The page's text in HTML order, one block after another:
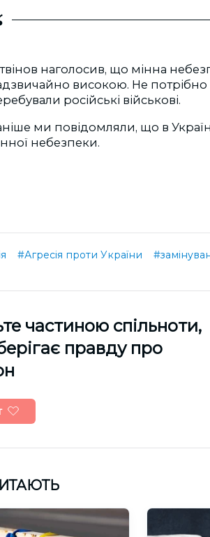
наголосив, що мінна
високою. Не потрібно
російські військові.
ми повідомляли, що в
небезпеки.
#Агресія проти України
частиною спільноти,
правду про